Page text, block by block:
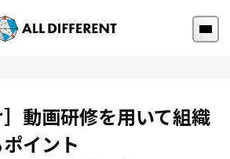
］動画研修を用いて組織
イント